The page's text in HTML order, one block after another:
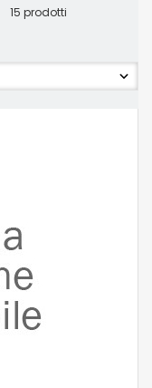
15 prodotti